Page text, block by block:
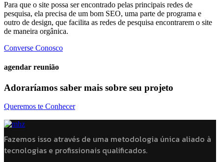
Para que o site possa ser encontrado pelas principais redes de
pesquisa, ela precisa de um bom SEO, uma parte de programa e
outro de design, que facilita as redes de pesquisa encontrarem o site
de maneira orgânica.
Converse Conosco
agendar reunião
Adoraríamos saber mais sobre seu projeto
Queremos te Conhecer
Fazemos isso através de uma metodologia única aliado à
tecnologias e profissionais qualificados.